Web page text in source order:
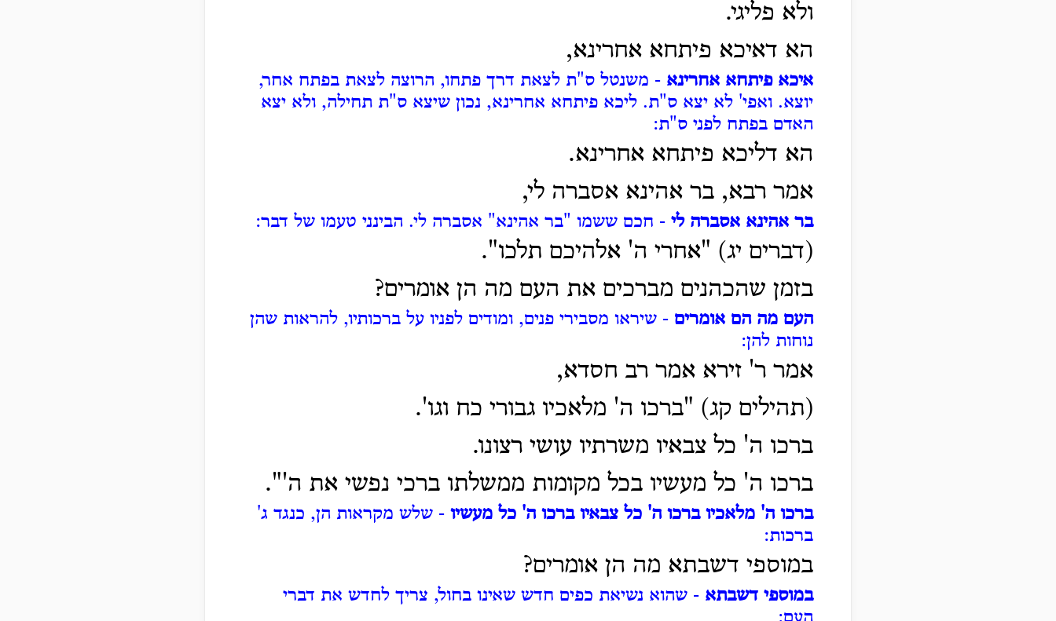
ולא פליגי.
הא דאיכא פיתחא אחרינא,
איכא פיתחא אחרינא - משנטל ס"ת לצאת דרך פתחו, הרוצה לצאת בפתח אחר,
יוצא. ואפי' לא יצא ס"ת. ליכא פיתחא אחרינא, נכון שיצא ס"ת תחילה, ולא יצא
האדם בפתח לפני ס"ת:
הא דליכא פיתחא אחרינא.
אמר רבא, בר אהינא אסברה לי,
בר אהינא אסברה לי - חכם ששמו "בר אהינא" אסברה לי. הבינני טעמו של דבר:
(דברים יג) "אחרי ה' אלהיכם תלכו".
בזמן שהכהנים מברכים את העם מה הן אומרים?
העם מה הם אומרים - שיראו מסבירי פנים, ומודים לפניו על ברכותיו, להראות שהן
נוחות להן:
אמר ר' זירא אמר רב חסדא,
(תהילים קג) "ברכו ה' מלאכיו גבורי כח וגו'.
ברכו ה' כל צבאיו משרתיו עושי רצונו.
ברכו ה' כל מעשיו בכל מקומות ממשלתו ברכי נפשי את ה'".
ברכו ה' מלאכיו ברכו ה' כל צבאיו ברכו ה' כל מעשיו - שלש מקראות הן, כנגד ג'
ברכות:
במוספי דשבתא מה הן אומרים?
במוספי דשבתא - שהוא נשיאת כפים חדש שאינו בחול, צריך לחדש את דברי